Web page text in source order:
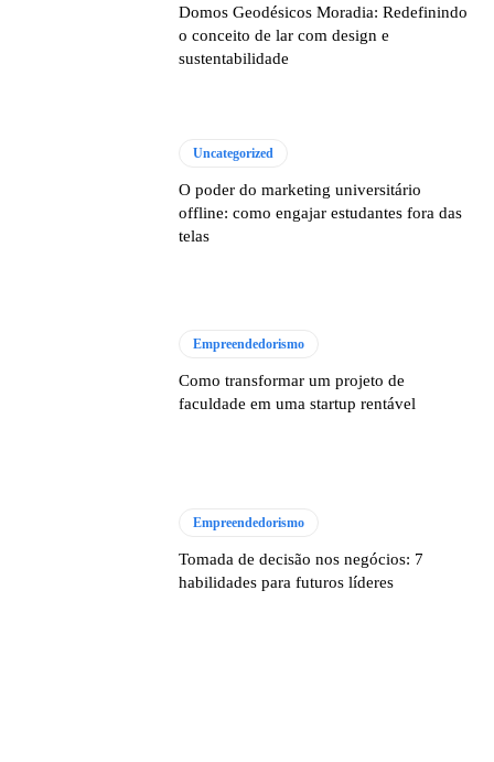
Domos Geodésicos Moradia: Redefinindo
o conceito de lar com design e
sustentabilidade
Uncategorized
O poder do marketing universitário
offline: como engajar estudantes fora das
telas
Empreendedorismo
Como transformar um projeto de
faculdade em uma startup rentável
Empreendedorismo
Tomada de decisão nos negócios: 7
habilidades para futuros líderes